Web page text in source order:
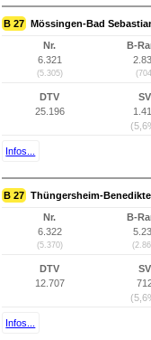
B 27 Mössingen-Bad
Nr.
6.321
(5.305)
B-
DTV
25.196
SV
Infos...
B 27 Thüngersheim-
Nr.
6.322
(5.370)
B-
DTV
12.707
SV
Infos...